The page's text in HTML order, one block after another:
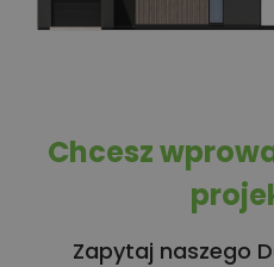
Chcesz
Zapytaj naszego